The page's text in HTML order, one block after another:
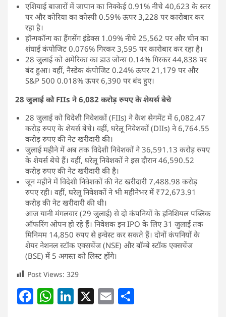
एशियाई बाजारों में जापान का निक्केई 0.91% नीचे 40,623 के स्तर
पर और कोरिया का कोस्पी 0.59% ऊपर 3,228 पर कारोबार कर
रहा है।
हॉन्गकॉन्ग का हैंगसेंग इंडेक्स 1.09% नीचे 25,562 पर और चीन का
शंघाई कंपोजिट 0.076% गिरकर 3,595 पर कारोबार कर रहा है।
28 जुलाई को अमेरिका का डाउ जोन्स 0.14% गिरकर 44,838 पर
बंद हुआ। वहीं, नैस्डेक कंपोजिट 0.24% ऊपर 21,179 पर और
S&P 500 0.018% ऊपर 6,390 पर बंद हुए।
28 जुलाई को FIIs ने 6,082 करोड़ रुपए के शेयर्स बेचे
28 जुलाई को विदेशी निवेशकों (FIIs) ने कैश सेगमेंट में 6,082.47
करोड़ रुपए के शेयर्स बेचे। वहीं, घरेलू निवेशकों (DIIs) ने 6,764.55
करोड़ रुपए की नेट खरीदारी की।
जुलाई महीने में अब तक विदेशी निवेशकों ने 36,591.13 करोड़ रुपए
के शेयर्स बेचे हैं। वहीं, घरेलू निवेशकों ने इस दौरान 46,590.52
करोड़ रुपए की नेट खरीदारी की है।
जून महीने में विदेशी निवेशकों की नेट खरीदारी 7,488.98 करोड़
रुपए रही। वहीं, घरेलू निवेशकों ने भी महीनेभर में ₹72,673.91
करोड़ की नेट खरीदारी की थी।
आज यानी मंगलवार (29 जुलाई) से दो कंपनियों के इनिशियल पब्लिक
ऑफरिंग ओपन हो रहे हैं। निवेशक इन IPO के लिए 31 जुलाई तक
मिनिमम 14,850 रुपए से इन्वेस्ट कर सकते हैं। दोनों कंपनियों के
शेयर नेशनल स्टॉक एक्सचेंज (NSE) और बॉम्बे स्टॉक एक्सचेंज
(BSE) में 5 अगस्त को लिस्ट होंगे।
Post Views: 329
F W Li X E